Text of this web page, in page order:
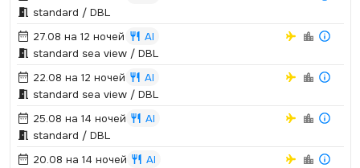
standard / DBL
27.08 на 12 ночей
AI
standard sea view / DBL
22.08 на 12 ночей
AI
standard sea view / DBL
25.08 на 14 ночей
AI
standard / DBL
20.08 на 14 ночей
AI